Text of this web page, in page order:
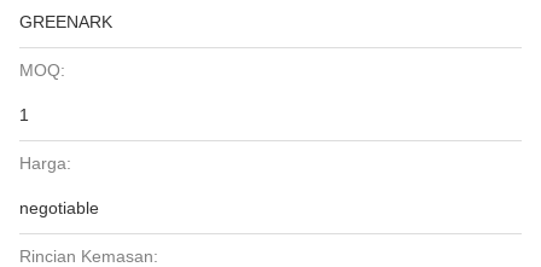
GREENARK
MOQ:
1
Harga:
negotiable
Rincian Kemasan: